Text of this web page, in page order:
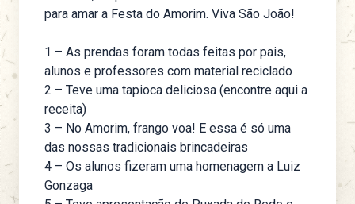
para amar a Festa do Amorim. Viva São João!
1 – As prendas foram todas feitas por pais,
alunos e professores com material reciclado
2 – Teve uma tapioca deliciosa (encontre aqui a
receita)
3 – No Amorim, frango voa! E essa é só uma
das nossas tradicionais brincadeiras
4 – Os alunos fizeram uma homenagem a Luiz
Gonzaga